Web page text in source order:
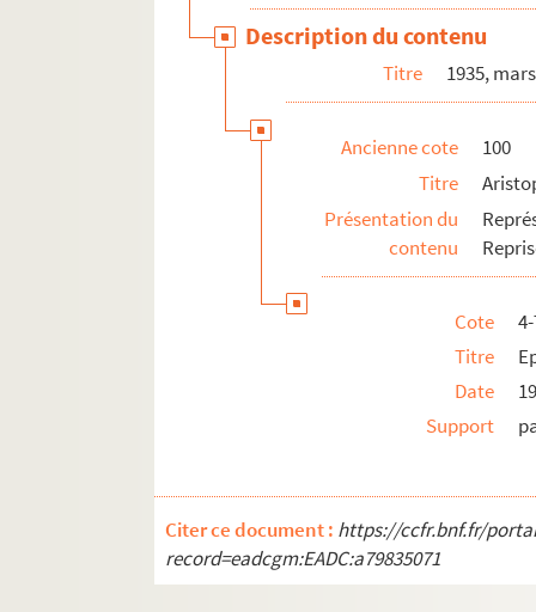
Description du contenu
Titre 1935, mars
Ancienne cote
100
Titre
Présentation du
contenu
Cote
Titre
Date
Support
Citer ce document : https://ccfr.bnf.fr/
record=eadcgm:EADC:a79835071